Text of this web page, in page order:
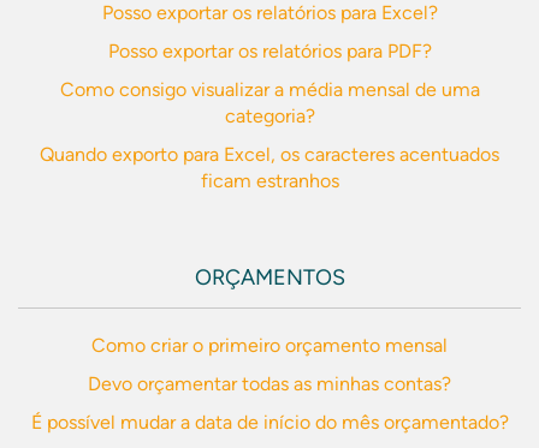
Posso exportar os relatórios para Excel?
Posso exportar os relatórios para PDF?
Como consigo visualizar a média mensal de uma
categoria?
Quando exporto para Excel, os caracteres acentuados
ficam estranhos
ORÇAMENTOS
Como criar o primeiro orçamento mensal
Devo orçamentar todas as minhas contas?
É possível mudar a data de início do mês orçamentado?